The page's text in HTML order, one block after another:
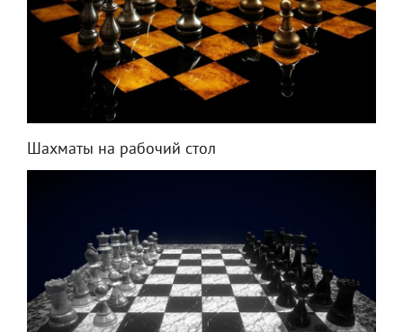
Шахматы на рабочий стол